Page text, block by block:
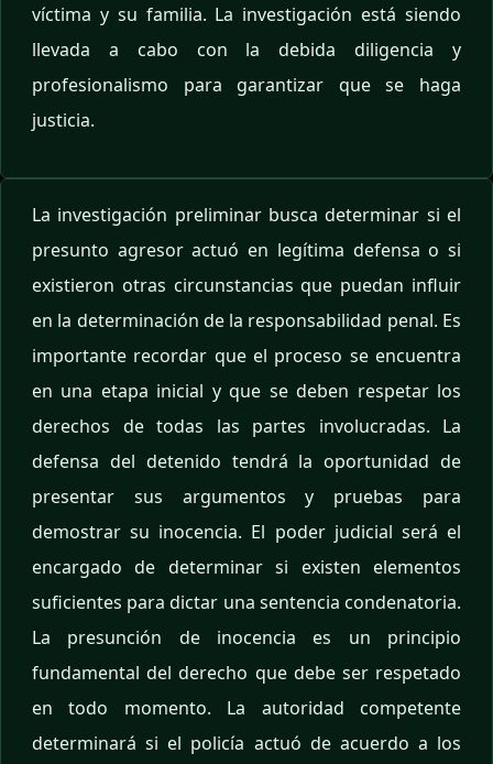
víctima y su familia. La investigación está siendo
llevada a cabo con la debida diligencia y
profesionalismo para garantizar que se haga
justicia.
La investigación preliminar busca determinar si el
presunto agresor actuó en legítima defensa o si
existieron otras circunstancias que puedan influir
en la determinación de la responsabilidad penal. Es
importante recordar que el proceso se encuentra
en una etapa inicial y que se deben respetar los
derechos de todas las partes involucradas. La
defensa del detenido tendrá la oportunidad de
presentar sus argumentos y pruebas para
demostrar su inocencia. El poder judicial será el
encargado de determinar si existen elementos
suficientes para dictar una sentencia condenatoria.
La presunción de inocencia es un principio
fundamental del derecho que debe ser respetado
en todo momento. La autoridad competente
determinará si el policía actuó de acuerdo a los